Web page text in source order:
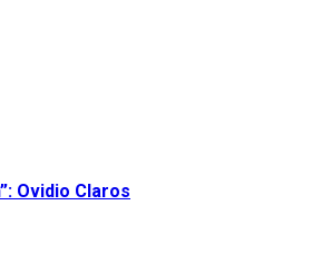
Ovidio Claros